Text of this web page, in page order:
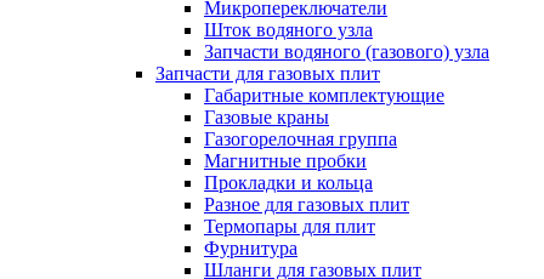
Микропереключатели
Шток водяного узла
Запчасти водяного (газового) узла
Запчасти для газовых плит
Габаритные комплектующие
Газовые краны
Газогорелочная группа
Магнитные пробки
Прокладки и кольца
Разное для газовых плит
Термопары для плит
Фурнитура
Шланги для газовых плит